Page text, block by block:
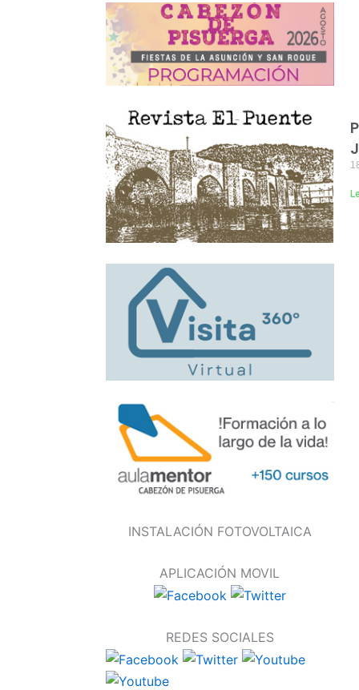
INSTALACIÓN FOTOVOLTAICA
APLICACIÓN MOVIL
REDES SOCIALES